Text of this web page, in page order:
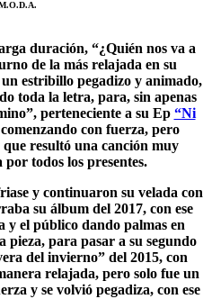
duración, “¿Quién nos va a
de la más relajada en su
un estribillo pegadizo y animado,
toda la letra, para, sin apenas
perteneciente a su Ep “Ni
con fuerza, pero
resultó una canción muy
todos los presentes.
y continuaron su velada con
su álbum del 2017, con ese
y el público dando palmas en
pieza, para pasar a su segundo
del invierno” del 2015, con
relajada, pero solo fue un
y se volvió pegadiza, con ese